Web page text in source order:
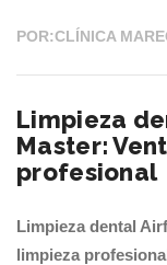
Clínica
Mareque”
POR:CLÍNICA
Limpieza
Master:
profesional
Limpieza dental
limpieza